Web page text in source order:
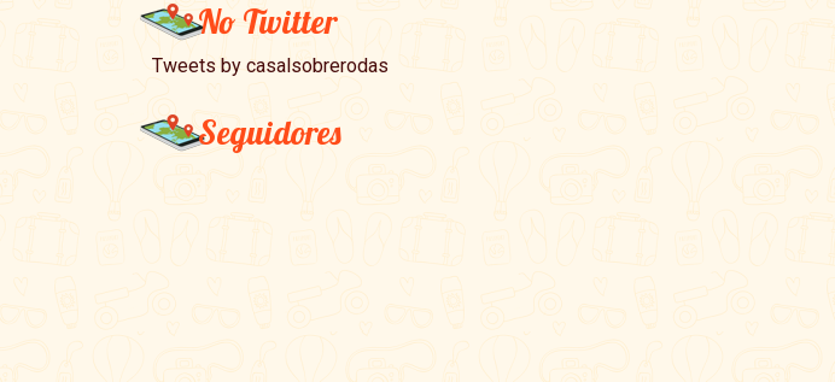
No Twitter
Tweets by casalsobrerodas
Seguidores